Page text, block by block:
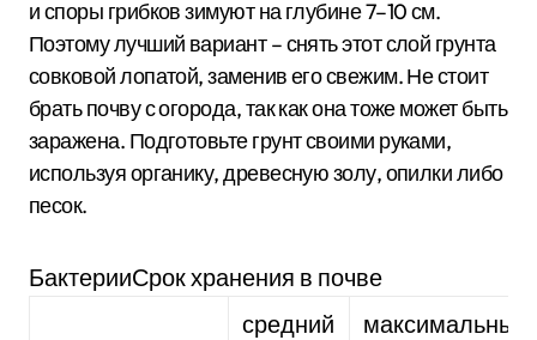
и споры грибков зимуют на глубине 7–10 см.
Поэтому лучший вариант – снять этот слой грунта
совковой лопатой, заменив его свежим. Не стоит
брать почву с огорода, так как она тоже может быть
заражена. Подготовьте грунт своими руками,
используя органику, древесную золу, опилки либо
песок.
БактерииСрок хранения в почве
средний
максимальный